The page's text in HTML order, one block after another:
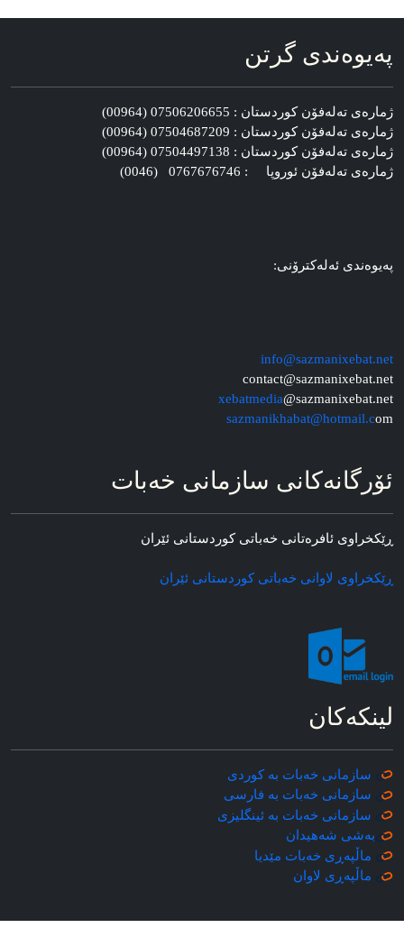
په‌یوه‌ندی گرتن
ژماره‌ی ته‌له‌فۆن کوردستان : 07506206655 (00964)
ژماره‌ی ته‌له‌فۆن کوردستان : 07504687209 (00964)
ژماره‌ی ته‌له‌فۆن کوردستان : 07504497138 (00964)
ژماره‌ی ته‌له‌فۆن ئوروپا : 0767676746 (0046)
په‌یوه‌ندی ئه‌له‌کترۆنی:
info@sazmanixebat.net
contact@sazmanixebat.net
xebatmedia@sazmanixebat.net
sazmanikhabat@hotmail.com
ئۆرگانه‌کانی سازمانی خه‌بات
ڕێکخراوی ئافره‌تانی خه‌باتی کوردستانی ئێران
ڕێکخراوی لاوانی خه‌باتی کوردستانی ئێران
لینکه‌کان
سازمانی خه‌بات به کوردی
سازمانی خه‌بات به فارسی
سازمانی خه‌بات به ئینگلیزی
به‌شی شه‌هیدان
ماڵپه‌ڕی خه‌بات مێدیا
ماڵپه‌ڕی لاوان